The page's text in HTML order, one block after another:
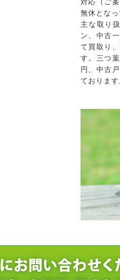
無休となっ
主な取り
ン、中古
て買取り
す。三つ
円、中古
ております